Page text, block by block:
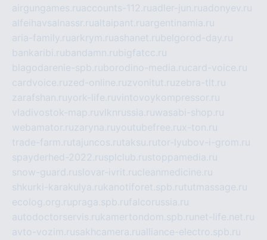
airgungames.ruaccounts-112.ruadler-jun.ruadonyev.ru
alfeihavsalnassr.rualtaipant.ruargentinamia.ru
aria-family.ruarkrym.ruashanet.rubelgorod-day.ru
bankaribi.rubandamn.rubigfatcc.ru
blagodarenie-spb.ruborodino-media.rucard-voice.ru
cardvoice.ruzed-online.ruzvonitut.ruzebra-tlt.ru
zarafshan.ruyork-life.ruvintovoykompressor.ru
vladivostok-map.ruvlknrussia.ruwasabi-shop.ru
webamator.ruzaryna.ruyoutubefree.rux-ton.ru
trade-farm.rutajuncos.rutaksu.rutor-lyubov-i-grom.ru
spayderhed-2022.rusplclub.rustoppamedia.ru
snow-guard.ruslovar-ivrit.rucleanmedicine.ru
shkurki-karakulya.rukanotiforet.spb.rututmassage.ru
ecolog.org.rupraga.spb.rufalcorussia.ru
autodoctorservis.rukamertondom.spb.ru net-life.net.ru
avto-vozim.rusakhcamera.rualliance-electro.spb.ru